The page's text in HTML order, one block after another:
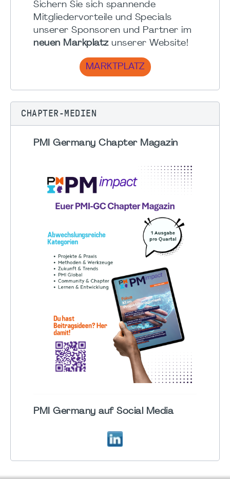
Sichern Sie sich spannende
Mitgliedervorteile und Specials
unserer Sponsoren und Partner im
neuen Markplatzunserer Website!
MARKTPLATZ
CHAPTER-MEDIEN
PMI Germany Chapter Magazin
PMI Germany auf Social Media